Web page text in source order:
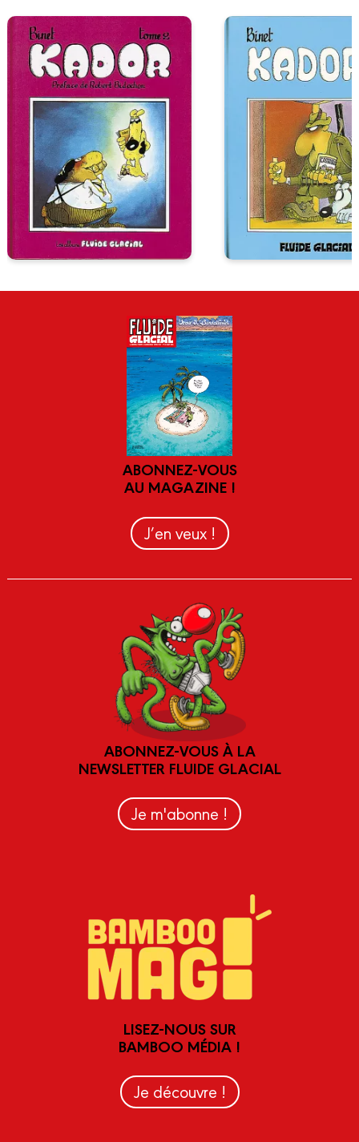
ABONNEZ-VOUS
AU MAGAZINE !
J’en veux !
ABONNEZ-VOUS À LA
NEWSLETTER FLUIDE GLACIAL
Je m'abonne !
LISEZ-NOUS SUR
BAMBOO MÉDIA !
Je découvre !